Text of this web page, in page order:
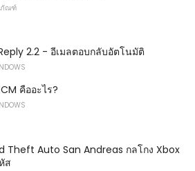
ภัณฑ์
2.2 - อีเมลตอบกลับอัตโนมัติ
คืออะไร?
Theft Auto San Andreas กลโกง Xbox
ส